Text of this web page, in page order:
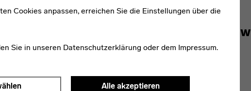
Cookies anpassen, erreichen Sie die Einstellungen über die
Sie in unseren Datenschutzerklärung oder dem Impressum.
Alle akzeptieren
Grabe Ernst Kanow
1906–1993